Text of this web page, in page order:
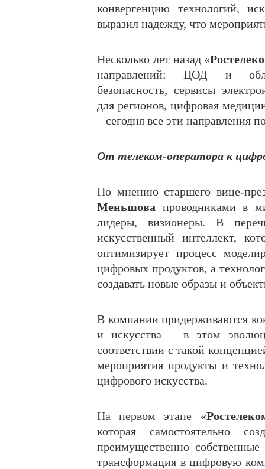
конвергенцию технологий,
выразил надежду, что
Несколько лет назад «
направлений: ЦОД и
безопасность, сервисы
для регионов, цифровая
– сегодня все эти направления
От телеком-оператора к
По мнению старшего вице-
Меньшова проводниками в
лидеры, визионеры. В
искусственный интеллект,
оптимизирует процесс
цифровых продуктов, а
создавать новые образы и
В компании придерживаются
и искусства – в этом
соответствии с такой
мероприятия продукты и
цифрового искусства.
На первом этапе «
которая самостоятельно
преимущественно
трансформация в цифровую